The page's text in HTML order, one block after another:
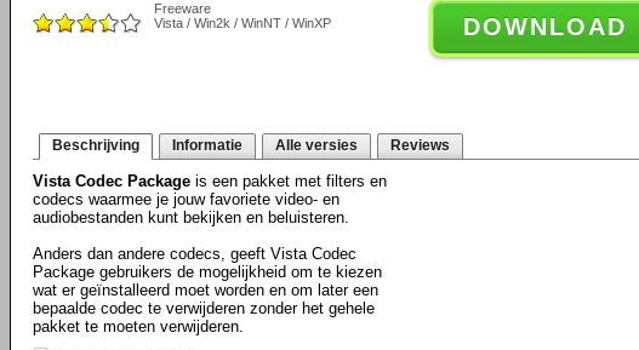
Freeware
Vista / Win2k / WinNT / WinXP
DOWNLOAD
Beschrijving Informatie Alle versies Reviews
Vista Codec Package is een pakket met filters en
codecs waarmee je jouw favoriete video- en
audiobestanden kunt bekijken en beluisteren.
Anders dan andere codecs, geeft Vista Codec
Package gebruikers de mogelijkheid om te kiezen
wat er geïnstalleerd moet worden en om later een
bepaalde codec te verwijderen zonder het gehele
pakket te moeten verwijderen.